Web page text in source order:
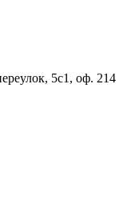
5с1, оф. 214